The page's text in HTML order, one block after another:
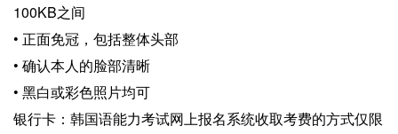
100KB之间
• 正面免冠，包括整体头部
• 确认本人的脸部清晰
• 黑白或彩色照片均可
银行卡：韩国语能力考试网上报名系统收取考费的方式仅限